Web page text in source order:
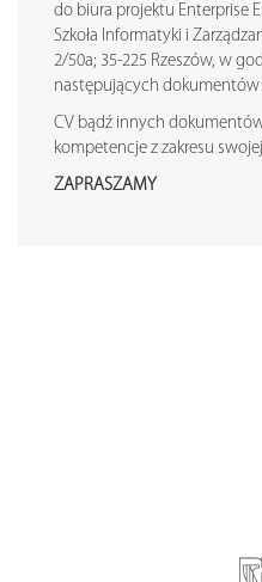
do biura projektu Enterprise
Szkoła Informatyki i
2/50a; 35-225 Rzeszów, w
następujących dokumentów:
CV bądź innych
kompetencje z zakresu
ZAPRASZAMY